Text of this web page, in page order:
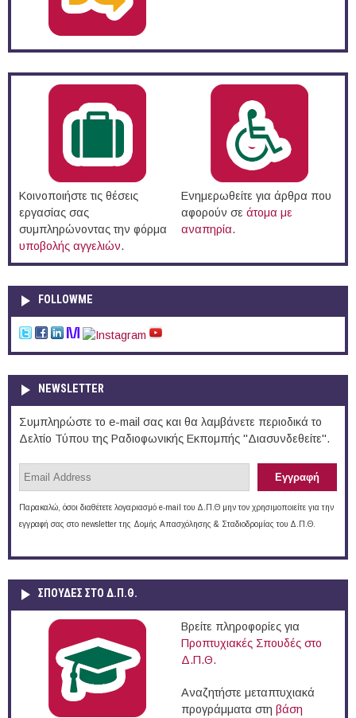
Κοινοποιήστε τις θέσεις
εργασίας σας
συμπληρώνοντας την φόρμα
υποβολής αγγελιών.
Ενημερωθείτε για άρθρα που
αφορούν σε άτομα με
αναπηρία.
FOLLOWME
NEWSLETTER
Συμπληρώστε το e-mail σας και θα λαμβάνετε περιοδικά το
Δελτίο Τύπου της Ραδιοφωνικής Εκπομπής "Διασυνδεθείτε".
Παρακαλώ, όσοι διαθέτετε λογαριασμό e-mail του Δ.Π.Θ μην τον χρησιμοποιείτε για την
εγγραφή σας στο newsletter της Δομής Απασχόλησης & Σταδιοδρομίας του Δ.Π.Θ.
ΣΠΟΥΔΈΣ ΣΤΟ Δ.Π.Θ.
Βρείτε πληροφορίες για
Προπτυχιακές Σπουδές στο
Δ.Π.Θ.
Αναζητήστε μεταπτυχιακά
προγράμματα στη βάση